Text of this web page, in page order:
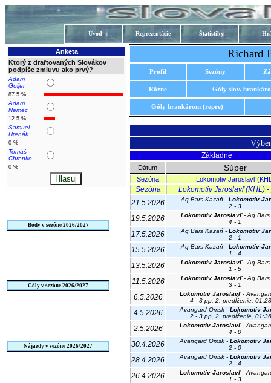
Úvod Reprezentácie Štatistiky
Anketa
Ktorý z draftovaných Slovákov
podpíše zmluvu ako prvý?
Adam
Goljer
87.5 %
Adam
Nemec
12.5 %
Samuel
Hrenák
0 %
Tomáš
Chrenko
0 %
Body v sezóne 2026/2027
Góly v sezóne 2026/2027
Nájazdy v sezóne 2026/2027
Richard
Profil Sezóny
Rôzne Góly slov.
Góly brankárom (repre)
Základné
Dátum Súper
Sezóna Lokomotiv Jaroslavľ
Sezóna
Lokomotiv Jaroslavľ (KHL) -
21.5.2026
Aq Bars Kazaň - Lokomotiv
2 - 3
19.5.2026 Lokomotiv Jaroslavľ- Aq Bars
4 - 1
17.5.2026 Aq Bars Kazaň - Lokomotiv
2 - 1
15.5.2026 Aq Bars Kazaň - Lokomotiv
1 - 4
13.5.2026 Lokomotiv Jaroslavľ- Aq Bars
1 - 5
11.5.2026 Lokomotiv Jaroslavľ- Aq Bars
3 - 1
6.5.2026 Lokomotiv Jaroslavľ-
4 - 3 pp, 2. predĺženie,
4.5.2026 Avangard Omsk - Lokomotiv
2 - 3 pp, 2. predĺženie,
2.5.2026 Lokomotiv Jaroslavľ-
4 - 0
30.4.2026 Avangard Omsk - Lokomotiv
2 - 0
28.4.2026 Avangard Omsk - Lokomotiv
2 - 4
26.4.2026 Lokomotiv Jaroslavľ-
1 - 3